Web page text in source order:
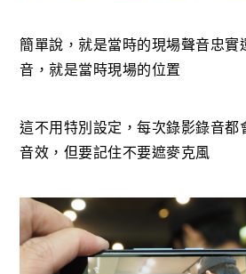
簡單說，就是當時的現場聲音忠實
音，就是當時現場的位置
這不用特別設定，每次錄影錄音
音效，但要記住不要遮麥克風